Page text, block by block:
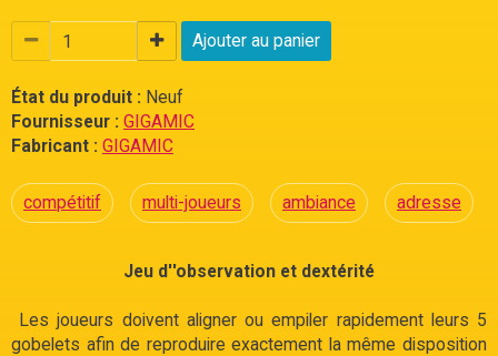
Ajouter au panier
État du produit : Neuf
Fournisseur : GIGAMIC
Fabricant : GIGAMIC
compétitif multi-joueurs ambiance adresse
Jeu d''observation et dextérité
Les joueurs doivent aligner ou empiler rapidement leurs 5
gobelets afin de reproduire exactement la même disposition